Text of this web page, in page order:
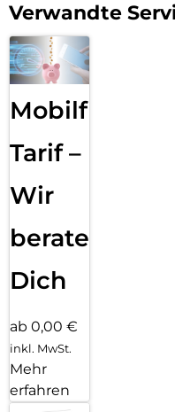
Verwandte
Mobilfunk
Tarif –
Wir
beraten
Dich
ab 0,00 €
inkl. MwSt.
Mehr
erfahren